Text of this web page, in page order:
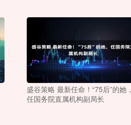
盛谷策略 最新任命！“75后”的她，
任国务院直属机构副局长